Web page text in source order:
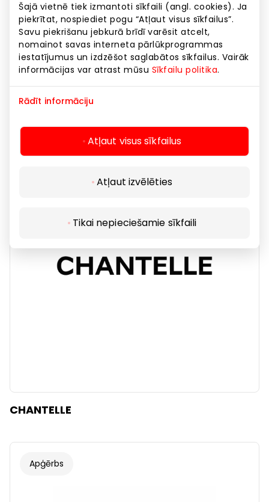
Šajā vietnē tiek izmantoti sīkfaili (angl. cookies). Ja
piekrītat, nospiediet pogu “Atļaut visus sīkfailus”.
Savu piekrišanu jebkurā brīdī varēsit atcelt,
nomainot savas interneta pārlūkprogrammas
iestatījumus un izdzēšot saglabātos sīkfailus. Vairāk
informācijas var atrast mūsu Sīkfailu politika.
Rādīt informāciju
Atļaut visus sīkfailus
Atļaut izvēlēties
Tikai nepieciešamie sīkfaili
CAMEL ACTIVE
CHANTELLE
Apģērbs